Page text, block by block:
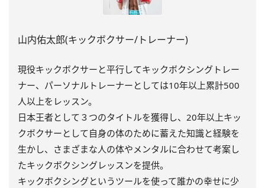
山内佑太郎(キックボクサー/トレーナー)
現役キックボクサーと平行してキックボクシングトレー
ナー、パーソナルトレーナーとしては10年以上累計500
人以上をレッスン。
日本王者として３つのタイトルを獲得し、20年以上キッ
クボクサーとして自身の体のために蓄えた知識と経験を
生かし、さまざまな人の体やメンタルに合わせて考案し
たキックボクシングレッスンを提供。
キックボクシングというツールを使って誰かの幸せに少